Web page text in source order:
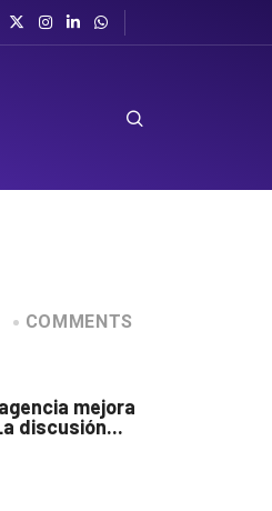
COMMENTS
mejora
discusión...